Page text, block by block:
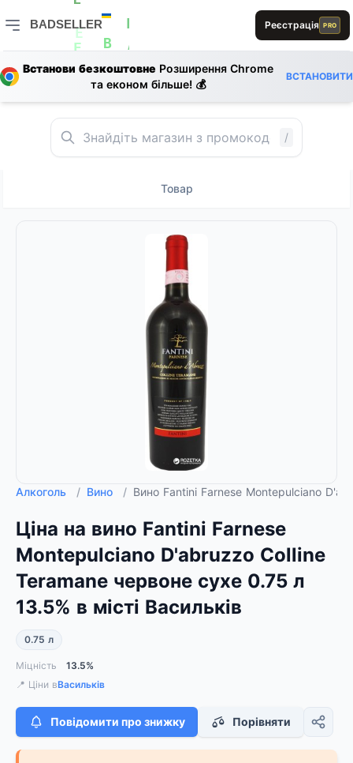
E
E
B
L
E
A
B
A
S
BADSELLER
BADSELLER — порівняння цін і знижки
Реєстрація PRO
Встанови безкоштовне Розширення Chrome
та економ більше! 💰
ВСТАНОВИТИ
/
Товар
Алкоголь / Вино / Вино Fantini Farnese Montepulciano
Ціна на вино Fantini Farnese
Montepulciano D'abruzzo Colline
Teramane червоне сухе 0.75 л
13.5% в місті Васильків
0.75 л
Міцність
13.5%
📍 Ціни вВасильків
Повідомити про знижку Порівняти